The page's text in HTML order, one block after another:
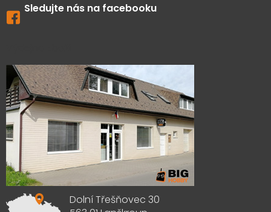
Sledujte nás na facebooku
Dolní Třešňovec 30